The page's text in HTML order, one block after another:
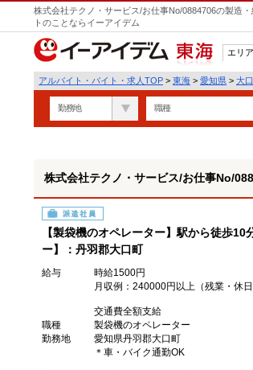
株式会社テクノ・サービス/お仕事No/0884706の製造
トのことならイーアイデム
東海
エリ
アルバイト・バイト・求人TOP > 東海 > 愛知県 > 大
勤務地 職種
株式会社テクノ・サービス/お仕事No/
派遣社員
【製袋機のオペレーター】駅から徒歩
ー】：丹羽郡大口町
給与
時給1500円
月収例：240000円以上（残業・休
交通費全額支給
職種
製袋機のオペレーター
勤務地
愛知県丹羽郡大口町
＊車・バイク通勤OK